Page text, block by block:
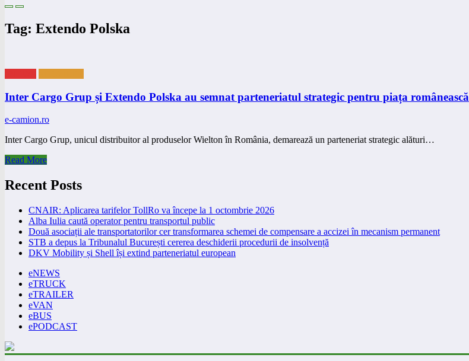
Tag: Extendo Polska
Inter Cargo Grup și Extendo Polska au semnat parteneriatul strategic pentru piața românească
e-camion.ro
Inter Cargo Grup, unicul distribuitor al produselor Wielton în România, demarează un parteneriat strategic alături…
Read More
Recent Posts
CNAIR: Aplicarea tarifelor TollRo va începe la 1 octombrie 2026
Alba Iulia caută operator pentru transportul public
Două asociații ale transportatorilor cer transformarea schemei de compensare a accizei în mecanism permanent
STB a depus la Tribunalul București cererea deschiderii procedurii de insolvență
DKV Mobility și Shell își extind parteneriatul european
eNEWS
eTRUCK
eTRAILER
eVAN
eBUS
ePODCAST